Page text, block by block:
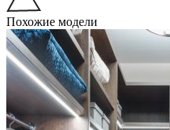
Похожие модели